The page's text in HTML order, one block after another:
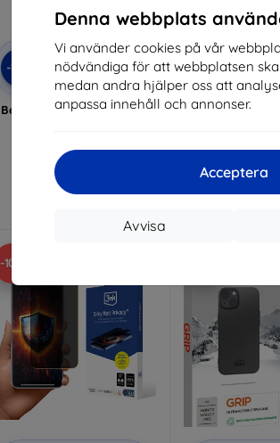
Denna webbplats
Vi använder cookies på vår
nödvändiga för att webbplatsen
medan andra hjälper oss att
anpassa innehåll och annonser.
Acceptera
Avvisa
-10%
Rabatt
med
kupong
EXTRA10
Beline 5D Tempered Glass
112 kr
I lager > 5 st
-10%
Rabatt
med
kupong
3MK Matt Skal
-10%